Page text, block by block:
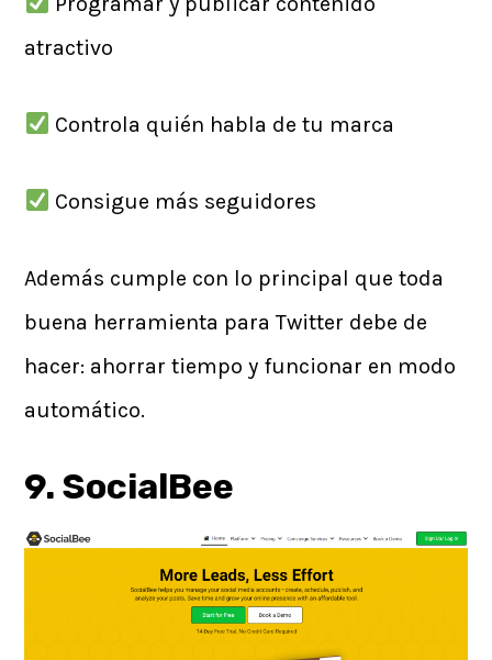
atractivo
Controla quién habla de tu marca
Consigue más seguidores
Además cumple con lo principal que toda
buena herramienta para Twitter debe de
hacer: ahorrar tiempo y funcionar en modo
automático.
9. SocialBee